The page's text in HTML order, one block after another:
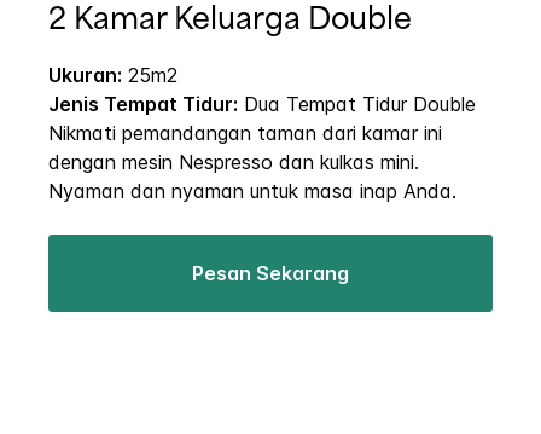
2 Kamar Keluarga Double
Ukuran: 25m2
Jenis Tempat Tidur: Dua Tempat Tidur Double
Nikmati pemandangan taman dari kamar ini
dengan mesin Nespresso dan kulkas mini.
Nyaman dan nyaman untuk masa inap Anda.
Pesan Sekarang